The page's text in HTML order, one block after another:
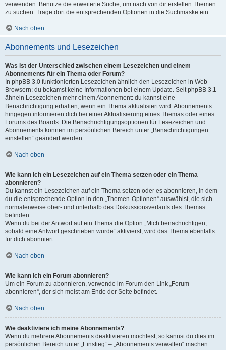
verwenden. Benutze die erweiterte Suche, um nach von dir erstellen Themen
zu suchen. Trage dort die entsprechenden Optionen in die Suchmaske ein.
Nach oben
Abonnements und Lesezeichen
Was ist der Unterschied zwischen einem Lesezeichen und einem
Abonnements für ein Thema oder Forum?
In phpBB 3.0 funktionierten Lesezeichen ähnlich den Lesezeichen in Web-
Browsern: du bekamst keine Informationen bei einem Update. Seit phpBB 3.1
ähneln Lesezeichen mehr einem Abonnement: du kannst eine
Benachrichtigung erhalten, wenn ein Thema aktualisiert wird. Abonnements
hingegen informieren dich bei einer Aktualisierung eines Themas oder eines
Forums des Boards. Die Benachrichtigungsoptionen für Lesezeichen und
Abonnements können im persönlichen Bereich unter „Benachrichtigungen
einstellen“ geändert werden.
Nach oben
Wie kann ich ein Lesezeichen auf ein Thema setzen oder ein Thema
abonnieren?
Du kannst ein Lesezeichen auf ein Thema setzen oder es abonnieren, in dem
du die entsprechende Option in den „Themen-Optionen“ auswählst, die sich
normalerweise ober- und unterhalb des Diskussionsverlaufs des Themas
befinden.
Wenn du bei der Antwort auf ein Thema die Option „Mich benachrichtigen,
sobald eine Antwort geschrieben wurde“ aktivierst, wird das Thema ebenfalls
für dich abonniert.
Nach oben
Wie kann ich ein Forum abonnieren?
Um ein Forum zu abonnieren, verwende im Forum den Link „Forum
abonnieren“, der sich meist am Ende der Seite befindet.
Nach oben
Wie deaktiviere ich meine Abonnements?
Wenn du mehrere Abonnements deaktivieren möchtest, so kannst du dies im
persönlichen Bereich unter „Einstieg“ – „Abonnements verwalten“ machen.